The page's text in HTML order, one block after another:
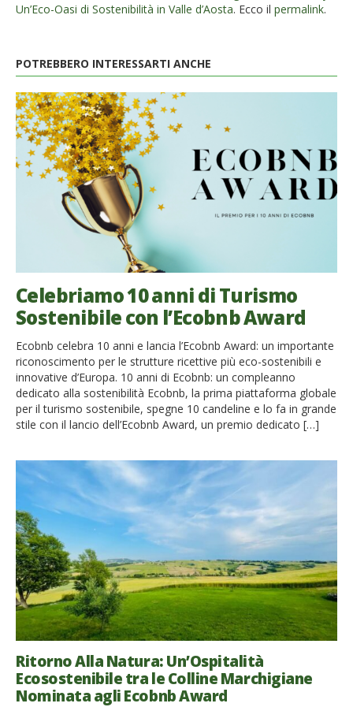
Un’Eco-Oasi di Sostenibilità in Valle d’Aosta. Ecco il permalink.
POTREBBERO INTERESSARTI ANCHE
Celebriamo 10 anni di Turismo
Sostenibile con l’Ecobnb Award
Ecobnb celebra 10 anni e lancia l’Ecobnb Award: un importante
riconoscimento per le strutture ricettive più eco-sostenibili e
innovative d’Europa. 10 anni di Ecobnb: un compleanno
dedicato alla sostenibilità Ecobnb, la prima piattaforma globale
per il turismo sostenibile, spegne 10 candeline e lo fa in grande
stile con il lancio dell’Ecobnb Award, un premio dedicato […]
Ritorno Alla Natura: Un’Ospitalità
Ecosostenibile tra le Colline Marchigiane
Nominata agli Ecobnb Award